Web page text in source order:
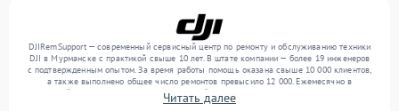
DJIRemSupport — современный сервисный центр по ремонту и обслуживанию техники
DJI в Мурманске с практикой свыше 10 лет. В штате компании — более 19 инженеров
с подтвержденным опытом. За время работы помощь оказана свыше 10 000 клиентов,
а также выполнено общее число ремонтов превысило 12 000. Ежемесячно в
сервисный центр поступает более 300 устройств, включая , , . Мы работаем с широким
спектром неисправностей и гарантируем высокое качество обслуживания благодаря
Читать далее